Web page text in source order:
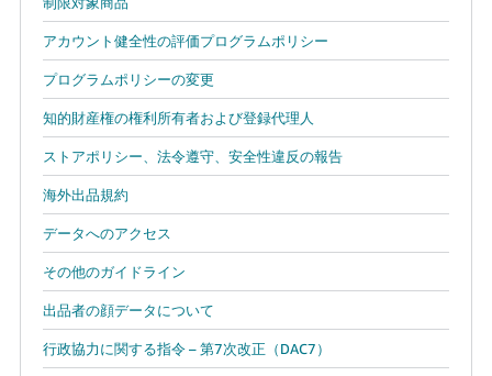
アカウント健全性の評価プログラムポリシー
プログラムポリシーの変更
知的財産権の権利所有者および登録代理人
ストアポリシー、法令遵守、安全性違反の報告
海外出品規約
データへのアクセス
その他のガイドライン
出品者の顔データについて
行政協力に関する指令 – 第7次改正（DAC7）